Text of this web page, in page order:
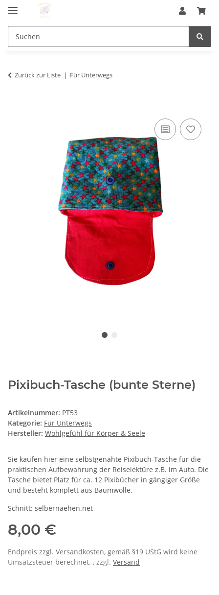
Zurück zur Liste Für Unterwegs
Pixibuch-Tasche (bunte Sterne)
Artikelnummer: PT53
Kategorie: Für Unterwegs
Hersteller: Wohlgefühl für Körper & Seele
Sie kaufen hier eine selbstgenähte Pixibuch-Tasche für die
praktischen Aufbewahrung der Reiselektüre z.B. im Auto. Die
Tasche bietet Platz für ca. 12 Pixibücher in gängiger Größe
und besteht komplett aus Baumwolle.
Schnitt: selbernaehen.net
8,00 €
Endpreis zzgl. Versandkosten, gemäß §19 UStG wird keine
Umsatzsteuer berechnet. , zzgl. Versand